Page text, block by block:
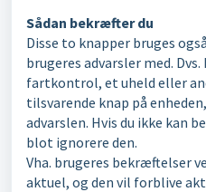
Sådan bekræfter du
Disse to knapper bruges
brugeres advarsler med.
fartkontrol, et uheld eller
tilsvarende knap på
advarslen. Hvis du ikke kan
blot ignorere den.
Vha. brugeres bekræftelser
aktuel, og den vil forblive